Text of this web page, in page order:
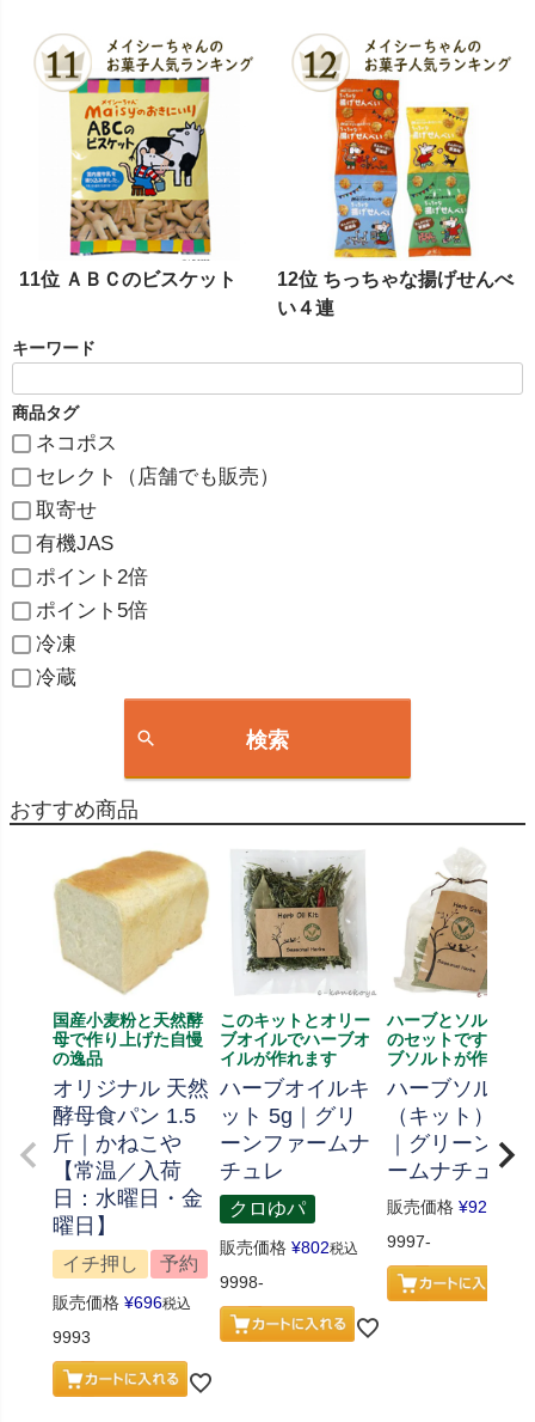
11位 ＡＢＣのビスケット
12位 ちっちゃな揚げせんべ
い４連
キーワード
商品タグ
ネコポス
セレクト（店舗でも販売）
取寄せ
有機JAS
ポイント2倍
ポイント5倍
冷凍
冷蔵
検索
おすすめ商品
国産小麦粉と天然酵
母で作り上げた自慢
の逸品
オリジナル 天然
酵母食パン 1.5
斤｜かねこや
【常温／入荷
日：水曜日・金
曜日】
イチ押し 予約
販売価格 ¥696税込
9993
このキットとオリー
ブオイルでハーブオ
イルが作れます
ハーブオイルキ
ット 5g｜グリ
ーンファームナ
チュレ
クロゆパ
販売価格 ¥802税込
9998-
ハーブとソルト、
のセットです、ハ
ブソルトが作れま
ハーブソルト
（キット） 70g
｜グリーンフ
ームナチュレ
販売価格 ¥926
9997-